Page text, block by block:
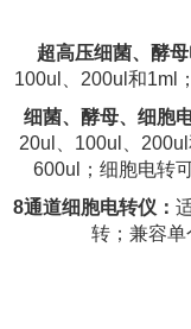
超高压细菌、酵
100ul、200ul和1ml
细菌、酵母、细胞
20ul、100ul、
600ul；细胞电转
8通道细胞电转仪：
转；兼容单